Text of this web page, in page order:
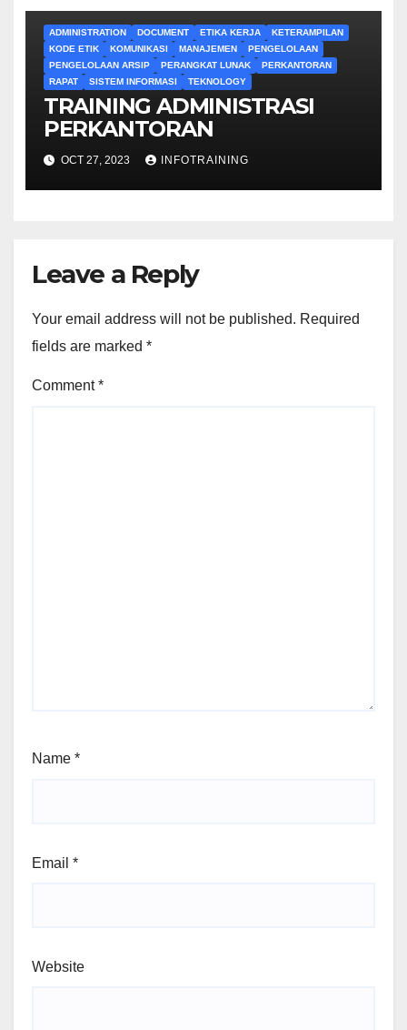
ADMINISTRATION DOCUMENT ETIKA KERJA
KETERAMPILAN
KODE ETIK
KOMUNIKASI MANAJEMEN
PENGELOLAAN
PENGELOLAAN ARSIP
PERANGKAT LUNAK
PERKANTORAN
RAPAT
SISTEM INFORMASI TEKNOLOGY
TRAINING ADMINISTRASI
PERKANTORAN
OCT 27, 2023 INFOTRAINING
Leave a Reply
Your email address will not be published. Required
fields are marked *
Comment*
Name *
Email *
Website